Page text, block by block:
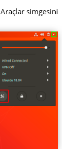
simgesini